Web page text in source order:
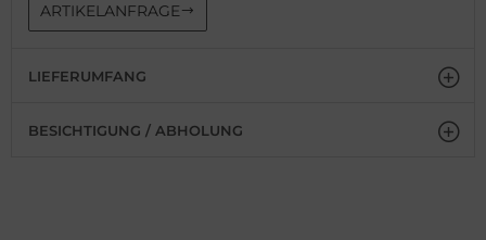
ARTIKELANFRAGE
LIEFERUMFANG
BESICHTIGUNG / ABHOLUNG